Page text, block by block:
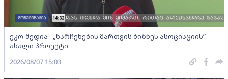
ეკო-მედია - „ნარჩენების მართვის ბიზნეს ასოციაციის”
ახალი პროექტი
2026/08/07 15:03